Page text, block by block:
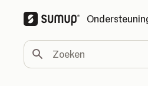
Zoeken